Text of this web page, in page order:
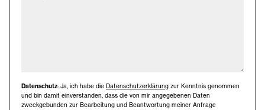
Datenschutz: Ja, ich habe die Datenschutzerklärung zur Kenntnis genommen
und bin damit einverstanden, dass die von mir angegebenen Daten
zweckgebunden zur Bearbeitung und Beantwortung meiner Anfrage